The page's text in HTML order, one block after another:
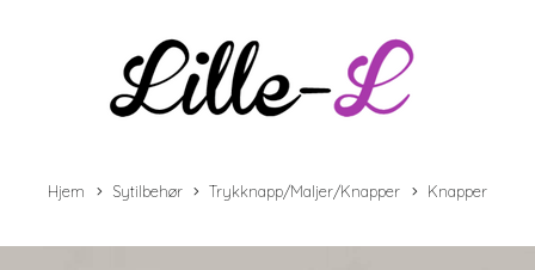
Hjem Sytilbehør Trykknapp/Maljer/Knapper Knapper